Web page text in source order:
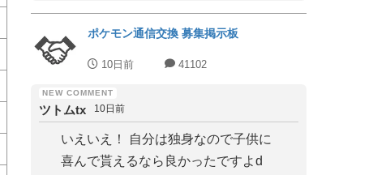
ポケモン通信交換 募集掲示板
10日前 41102
ツトムtx 10日前
いえいえ！ 自分は独身なので子供に
喜んで貰えるなら良かったですよd